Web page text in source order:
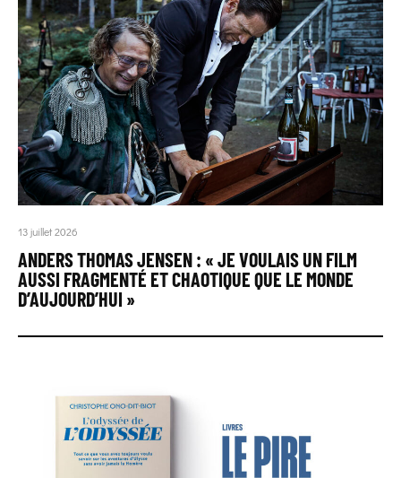
13 juillet 2026
ANDERS THOMAS JENSEN : « JE VOULAIS UN FILM
AUSSI FRAGMENTÉ ET CHAOTIQUE QUE LE MONDE
D’AUJOURD’HUI »